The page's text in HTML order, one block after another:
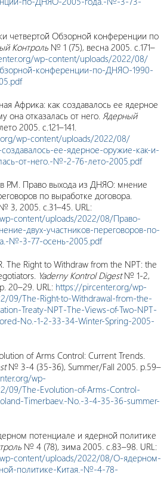
четвертой Обзорной конференции по
Контроль № 1 (75), весна 2005. с.171–
wp-content/uploads/2022/08/
конференции-по-ДНЯО-1990-
Африка: как создавалось ее ядерное
она отказалась от него. Ядерный
2005. c.121–141.
wp-content/uploads/2022/08/
ее-ядерное-оружие-как-и-
от-него.-№-2-76-лето-2005.pdf
Р.М. Право выхода из ДНЯО: мнение
по выработке договора.
3, 2005. с.31–45. URL:
content/uploads/2022/08/Право-
двух-участников-переговоров-по-
№-3-77-осень-2005.pdf
The Right to Withdraw from the NPT: the
Yaderny Kontrol Digest№ 1-2,
20–29. URL: https://pircenter.org/wp-
09/The-Right-to-Withdrawal-from-the-
Treaty-NPT-The-Views-of-Two-NPT-
No.-1-2-33-34-Winter-Spring-2005-
of Arms Control: Current Trends.
№ 3-4 (35-36), Summer/Fall 2005. p.59–
wp-
09/The-Evolution-of-Arms-Control-
Timerbaev.-No.-3-4-35-36-summer-
потенциале и ядерной политике
№ 4 (78), зима 2005. c.83–98. URL:
content/uploads/2022/08/О-ядерном-
политике-Китая.-№-4-78-